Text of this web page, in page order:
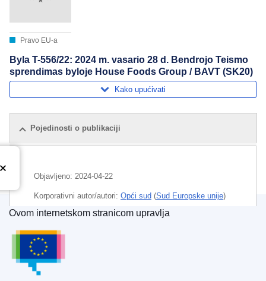
Pravo EU-a
Byla T-556/22: 2024 m. vasario 28 d. Bendrojo Teismo
sprendimas byloje House Foods Group / BAVT (SK20)
Kako upućivati
Pojedinosti o publikaciji
Objavljeno: 2024-04-22
Korporativni autor/autori: Opći sud (Sud Europske unije)
,oplemenjivanje bilja
CELEX : 62022TA0556
ELI :
Ured za publikacije Europske unije
Ovom internetskom stranicom upravlja